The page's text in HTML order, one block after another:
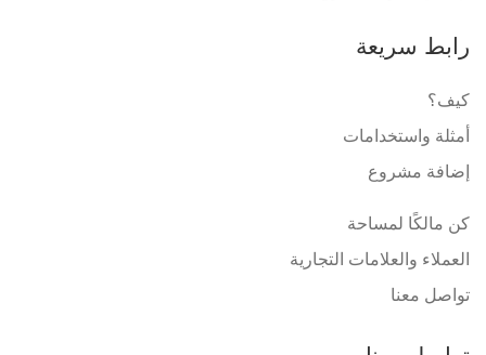
رابط سريعة
كيف؟
أمثلة واستخدامات
إضافة مشروع
كن مالكًا لمساحة
العملاء والعلامات التجارية
تواصل معنا